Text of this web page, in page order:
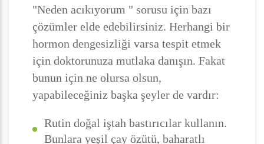
"Neden acıkıyorum " sorusu için bazı
çözümler elde edebilirsiniz. Herhangi bir
hormon dengesizliği varsa tespit etmek
için doktorunuza mutlaka danışın. Fakat
bunun için ne olursa olsun,
yapabileceğiniz başka şeyler de vardır:
Rutin doğal iştah bastırıcılar kullanın.
Bunlara yeşil çay özütü, baharatlı